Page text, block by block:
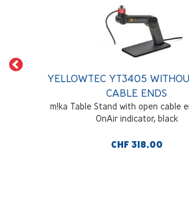
YELLOWTEC YT3405
CABLE ENDS
m!ka Table Stand with open cable
OnAir indicator, black
CHF 318.00